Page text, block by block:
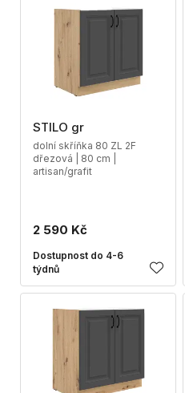
STILO gr
dolní skříňka 80 ZL 2F
dřezová | 80 cm |
artisan/grafit
2 590 Kč
Dostupnost do 4-6
týdnů